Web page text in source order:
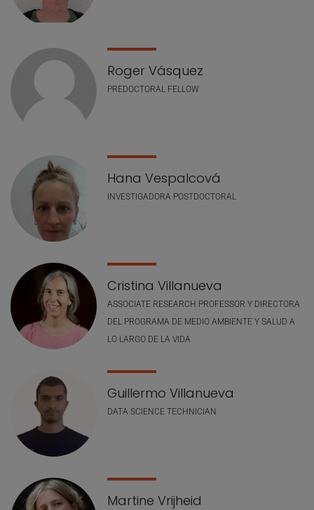
Roger Vásquez
PREDOCTORAL FELLOW
Hana Vespalcová
INVESTIGADORA POSTDOCTORAL
Cristina Villanueva
ASSOCIATE RESEARCH PROFESSOR Y DIRECTORA
DEL PROGRAMA DE MEDIO AMBIENTE Y SALUD A
LO LARGO DE LA VIDA
Guillermo Villanueva
DATA SCIENCE TECHNICIAN
Martine Vrijheid